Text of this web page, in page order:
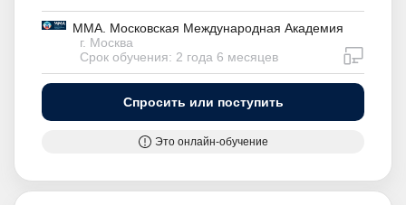
ММА. Московская Международная Академия
г. Москва
Срок обучения: 2 года 6 месяцев
Спросить или поступить
Это онлайн-обучение